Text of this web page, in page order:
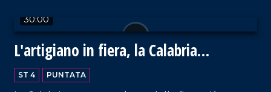
30:00
L'artigiano in fiera, la Calabria
protagonista a Milano
ST 4 PUNTATA
VAI AL TITOLO